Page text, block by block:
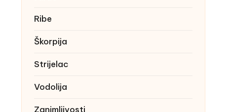
Ribe
Škorpija
Strijelac
Vodolija
Zanimljivosti